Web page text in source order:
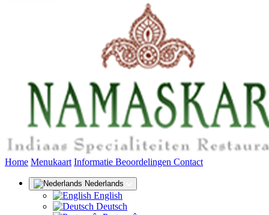
Home Menukaart Informatie Beoordelingen Contact(huidige)
Nederlands
English
Deutsch